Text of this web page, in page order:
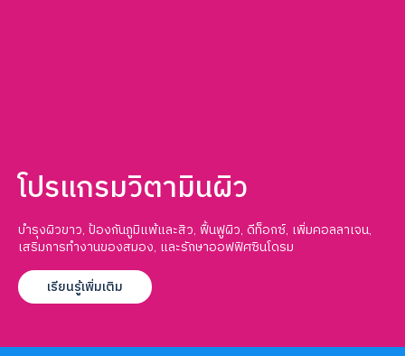
โปรแกรมวิตามินผิว
บำรุงผิวขาว, ป้องกันภูมิแพ้และสิว, ฟื้นฟูผิว, ดีท็อกซ์, เพิ่มคอลลาเจน,
เสริมการทำงานของสมอง, และรักษาออฟฟิศซินโดรม
เรียนรู้เพิ่มเติม